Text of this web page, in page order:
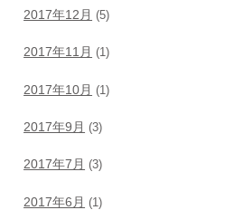
2017年12月 (5)
2017年11月 (1)
2017年10月 (1)
2017年9月 (3)
2017年7月 (3)
2017年6月 (1)